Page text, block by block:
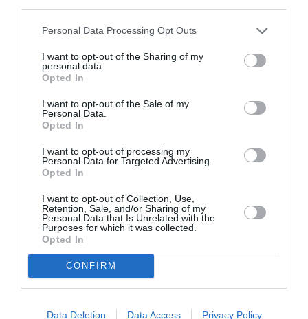
Personal Data Processing Opt Outs
I want to opt-out of the Sharing of my
personal data.
Opted In
I want to opt-out of the Sale of my
Personal Data.
Opted In
I want to opt-out of processing my
Personal Data for Targeted Advertising.
Opted In
I want to opt-out of Collection, Use,
Retention, Sale, and/or Sharing of my
Personal Data that Is Unrelated with the
Purposes for which it was collected.
Opted In
CONFIRM
Data Deletion Data Access Privacy Policy
Appel aux lecteurs !
Soutenez Air Journal participez
DERNIERS COMMENTAIRES
Mathématiquesa commenté l'article :
19 h 23 sans escale : le Boeing 777F de National
Airlines relie l’Écosse à l’Australie